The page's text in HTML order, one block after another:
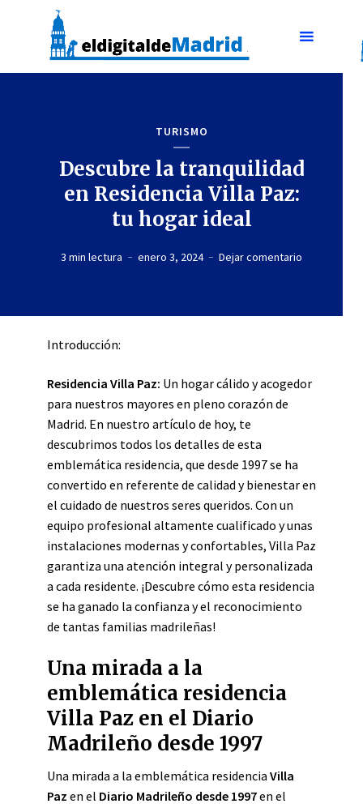
TURISMO
Descubre la tranquilidad
en Residencia Villa Paz:
tu hogar ideal
3 min lectura enero 3, 2024 Dejar comentario
Introducción:
Residencia Villa Paz: Un hogar cálido y acogedor
para nuestros mayores en pleno corazón de
Madrid. En nuestro artículo de hoy, te
descubrimos todos los detalles de esta
emblemática residencia, que desde 1997 se ha
convertido en referente de calidad y bienestar en
el cuidado de nuestros seres queridos. Con un
equipo profesional altamente cualificado y unas
instalaciones modernas y confortables, Villa Paz
garantiza una atención integral y personalizada
a cada residente. ¡Descubre cómo esta residencia
se ha ganado la confianza y el reconocimiento
de tantas familias madrileñas!
Una mirada a la
emblemática residencia
Villa Paz en el Diario
Madrileño desde 1997
Una mirada a la emblemática residencia Villa
Paz en el Diario Madrileño desde 1997en el